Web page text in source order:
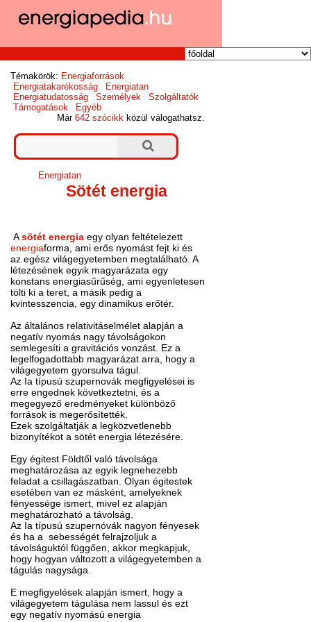
Témakörök: Energiaforrások
Energiatakarékosság
Energiatan
Energiatudatosság
Személyek
Szolgáltatók
Támogatások
Egyéb
Már642 szócikk közül válogathatsz.
Energiatan
Sötét energia
Asötét energia egy olyan feltételezett
energiaforma, ami erős nyomást fejt ki és
az egész világegyetemben megtalálható. A
létezésének egyik magyarázata egy
konstans energiasűrűség, ami egyenletesen
tölti ki a teret, a másik pedig a
kvintesszencia, egy dinamikus erőtér.
Az általános relativitáselmélet alapján a
negatív nyomás nagy távolságokon
semlegesíti a gravitációs vonzást. Ez a
legelfogadottabb magyarázat arra, hogy a
világegyetem gyorsulva tágul.
Az Ia típusú szupernovák megfigyelései is
erre engednek következtetni, és a
megegyező eredményeket különböző
források is megerősítették.
Ezek szolgáltatják a legközvetlenebb
bizonyítékot a sötét energia létezésére.
Egy égitest Földtől való távolsága
meghatározása az egyik legnehezebb
feladat a csillagászatban. Olyan égitestek
esetében van ez másként, amelyeknek
fényessége ismert, mivel ez alapján
meghatározható a távolság.
Az Ia típusú szupernóvák nagyon fényesek
és ha a sebességét felrajzoljuk a
távolságuktól függően, akkor megkapjuk,
hogy hogyan változott a világegyetemben a
tágulás nagysága.
E megfigyelések alapján ismert, hogy a
világegyetem tágulása nem lassul és ezt
egy negatív nyomású energia